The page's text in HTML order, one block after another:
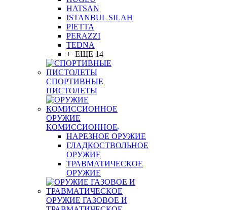
HATSAN
ISTANBUL SILAH
PIETTA
PERAZZI
TEDNA
+ ЕЩЕ 14
СПОРТИВНЫЕ
ПИСТОЛЕТЫ
ОРУЖИЕ
КОМИССИОННОЕ
НАРЕЗНОЕ ОРУЖИЕ
ГЛАДКОСТВОЛЬНОЕ
ОРУЖИЕ
ТРАВМАТИЧЕСКОЕ
ОРУЖИЕ
ОРУЖИЕ ГАЗОВОЕ И